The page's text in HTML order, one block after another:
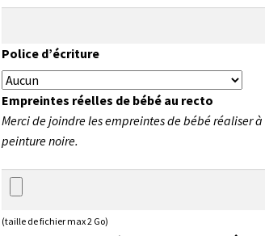
Police d’écriture
Empreintes réelles de bébé au recto
Merci de joindre les empreintes de bébé réaliser
peinture noire.
(taille de fichier max 2 Go)